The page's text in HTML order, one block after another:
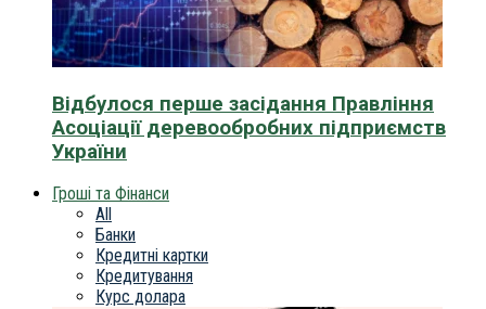
Відбулося перше засідання Правління
Асоціації деревообробних підприємств
України
Гроші та Фінанси
All
Банки
Кредитні картки
Кредитування
Курс долара